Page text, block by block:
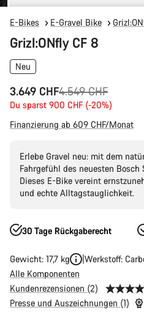
E-Bikes E-Gravel Bike
Grizl:ONfly CF 8
Neu
3.649 CHF
Ursprungspreis4.549 CHF
Du sparst 900 CHF (-20%)
Finanzierung ab 609 CHF/Monat
Erlebe Gravel neu: mit dem
Fahrgefühl des neuesten Bosch
Dieses E-Bike vereint
und echte Alltagstauglichkeit.
30 Tage Rückgaberecht
Gewicht: 17,7 kg
Werkstoff:
Alle Komponenten
Kundenrezensionen (2)
Presse und Auszeichnungen (1)